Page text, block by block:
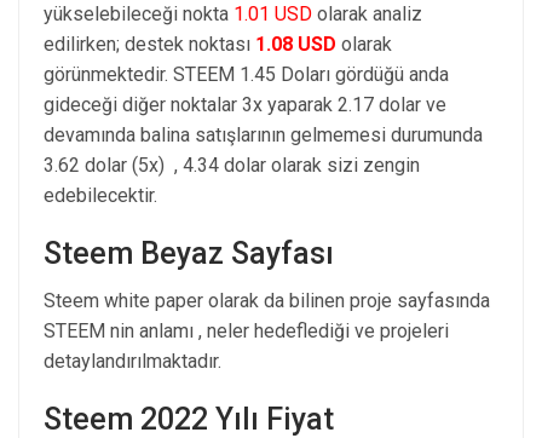
yükselebileceği nokta 1.01 USD olarak analiz
edilirken; destek noktası 1.08 USD olarak
görünmektedir. STEEM 1.45 Doları gördüğü anda
gideceği diğer noktalar 3x yaparak 2.17 dolar ve
devamında balina satışlarının gelmemesi durumunda
3.62 dolar (5x) , 4.34 dolar olarak sizi zengin
edebilecektir.
Steem Beyaz Sayfası
Steem white paper olarak da bilinen proje sayfasında
STEEM nin anlamı , neler hedeflediği ve projeleri
detaylandırılmaktadır.
Steem 2022 Yılı Fiyat